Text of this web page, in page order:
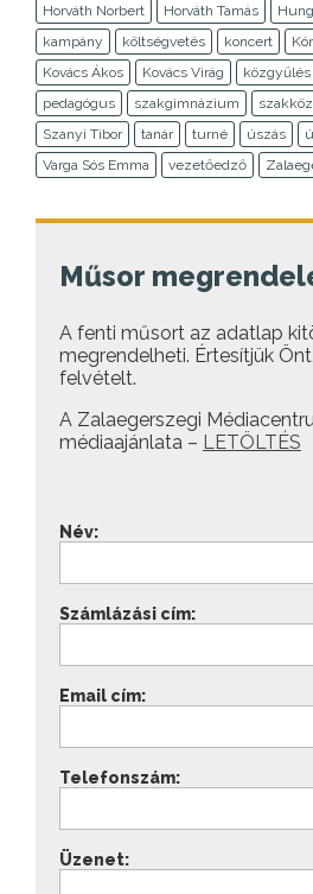
Horváth Norbert
Horváth Tamás
kampány
költségvetés koncert
Kovács Ákos
Kovács Virág közgyűlés
pedagógus
szakgimnázium
Szanyi Tibor
tanár turné úszás
Varga Sós Emma
vezetőedző
Műsor
A fenti műsort az adatlap
megrendelheti. Értesítjük
felvételt.
A Zalaegerszegi
médiaajánlata – LETÖLTÉS
Név:
Számlázási cím:
Email cím:
Telefonszám:
Üzenet: